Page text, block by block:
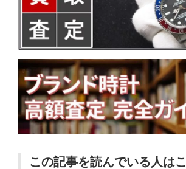
この記事を読んでいる人は